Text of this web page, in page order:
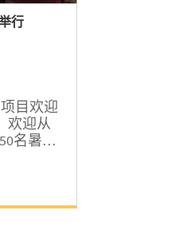
行
目欢迎
欢迎从
名暑期
意新